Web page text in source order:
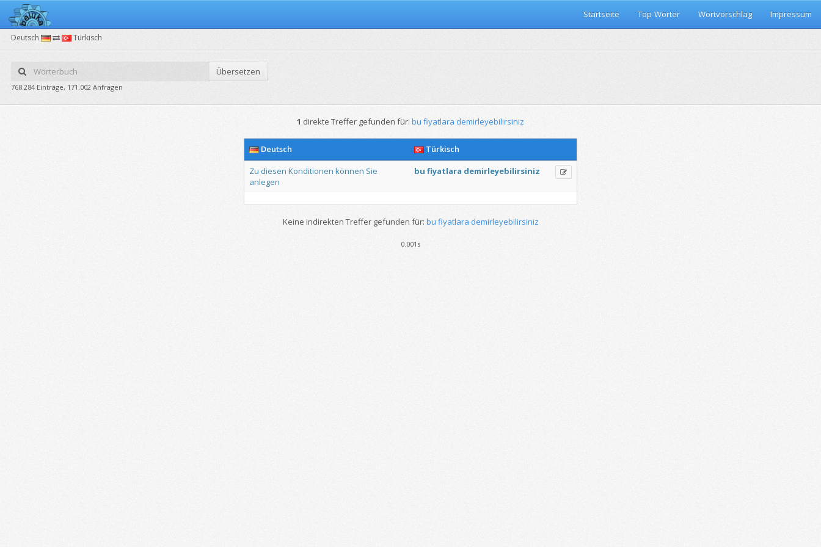
Startseite Top-Wörter Wortvorschlag Impressum
Deutsch Türkisch
Übersetzen
768.284 Einträge, 171.002 Anfragen
1 direkte Treffer gefunden für: bu fiyatlara demirleyebilirsiniz
Deutsch
Türkisch
Zu diesen Konditionen können Sie
anlegen
bu fiyatlara demirleyebilirsiniz
Keine indirekten Treffer gefunden für: bu fiyatlara demirleyebilirsiniz
0.001s